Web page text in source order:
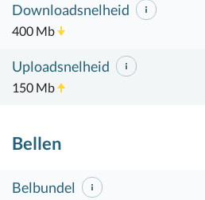
Downloadsnelheid
400 Mb
Uploadsnelheid
150 Mb
Bellen
Belbundel